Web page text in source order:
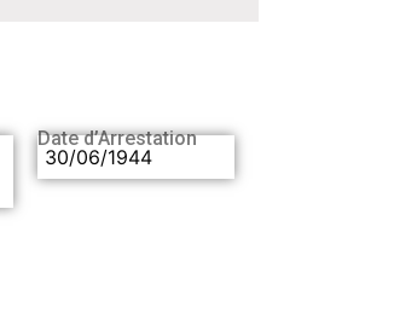
Date d’Arrestation
30/06/1944